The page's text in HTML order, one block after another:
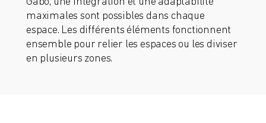
maximales sont possibles dans chaque
espace. Les différents éléments fonctionnent
ensemble pour relier les espaces ou les diviser
en plusieurs zones.